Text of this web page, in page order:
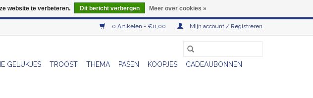
0 Artikelen - €0,00 Mijn account / Registreren
GELUKJES TROOST THEMA PASEN KOOPJES
CADEAUBONNEN
website te verbeteren. Dit bericht verbergen Meer over cookies »
08 en Do 13/08